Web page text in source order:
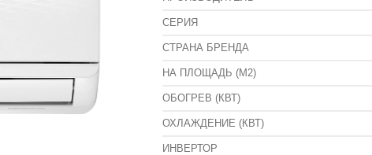
СЕРИЯ
СТРАНА БРЕНДА
НА ПЛОЩАДЬ (М2)
ОБОГРЕВ (КВТ)
ОХЛАЖДЕНИЕ (КВТ)
ИНВЕРТОР